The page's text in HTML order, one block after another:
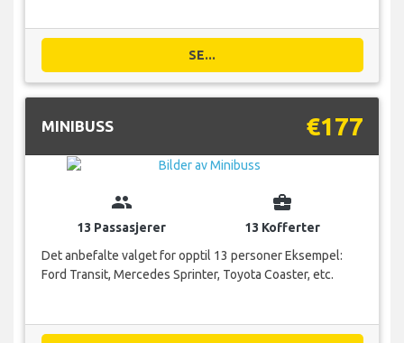
SE...
MINIBUSS €177
group
13 Passasjerer
business_center
13 Kofferter
Det anbefalte valget for opptil 13 personer Eksempel:
Ford Transit, Mercedes Sprinter, Toyota Coaster, etc.